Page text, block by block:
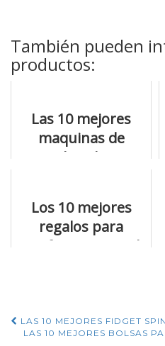
También pueden
productos:
Las 10 mejores
maquinas de
escribir olivetti
Los 10 mejores
regalos para
profesores con el
Navegación
LAS 10 MEJORES FIDGET
LAS 10 MEJORES BOLSAS